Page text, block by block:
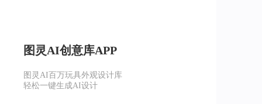
图灵AI创意库APP
图灵AI百万玩具外观设计库
轻松一键生成AI设计